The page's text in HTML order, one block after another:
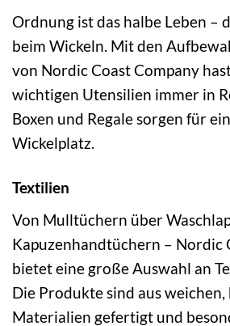
Ordnung ist das halbe Leben –
beim Wickeln. Mit den
von Nordic Coast Company
wichtigen Utensilien immer in
Boxen und Regale sorgen für
Wickelplatz.
Textilien
Von Mulltüchern über
Kapuzenhandtüchern – Nordic
bietet eine große Auswahl an
Die Produkte sind aus
Materialien gefertigt und